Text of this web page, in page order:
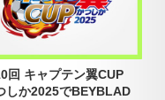
回 キャプテン翼CUP
しか2025でBEYBLAD